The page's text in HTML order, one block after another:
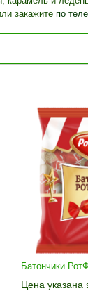
закажитепо
Батончики
Цена указана